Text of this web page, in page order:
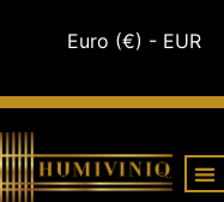
Euro (€) - EUR